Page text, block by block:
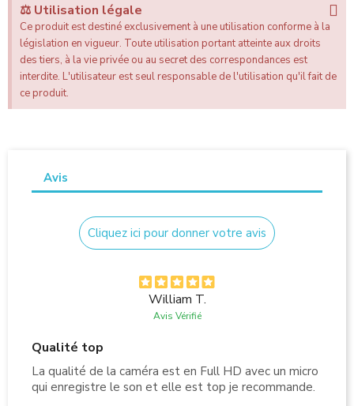
⚖️ Utilisation légale
Ce produit est destiné exclusivement à une utilisation conforme à la
législation en vigueur. Toute utilisation portant atteinte aux droits
des tiers, à la vie privée ou au secret des correspondances est
interdite. L'utilisateur est seul responsable de l'utilisation qu'il fait de
ce produit.
Avis
Cliquez ici pour donner votre avis
William T.
Avis Vérifié
Qualité top
La qualité de la caméra est en Full HD avec un micro
qui enregistre le son et elle est top je recommande.